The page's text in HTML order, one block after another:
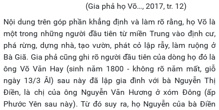
(Gia phả họ Võ…, 2017, tr. 12)
Nội dung trên góp phần khẳng định và làm rõ rằng, họ Võ là
một trong những người đầu tiên từ miền Trung vào định cư,
phá rừng, dựng nhà, tạo vườn, phát cỏ lập rẫy, làm ruộng ở
Bà Giã. Gia phả cũng ghi rõ người đầu tiên của dòng họ đó là
ông Võ Văn Hay (sinh năm 1800 - không rõ năm mất, giỗ
ngày 13/3 Âl) sau này đã lập gia đình với bà Nguyễn Thị
Điền, là chị của ông Nguyễn Văn Hương ở xóm Đông (ấp
Phước Yên sau này). Từ đó suy ra, họ Nguyễn của bà Điền